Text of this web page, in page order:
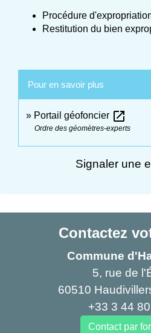
Procédure
Restitution du bien
Pour en savoir plus
Portail géofoncier open_in_new
Ordre des géomètres-experts
Signaler une
Contactez
Commune
5, rue de
60510
+33 3 44
Contact par